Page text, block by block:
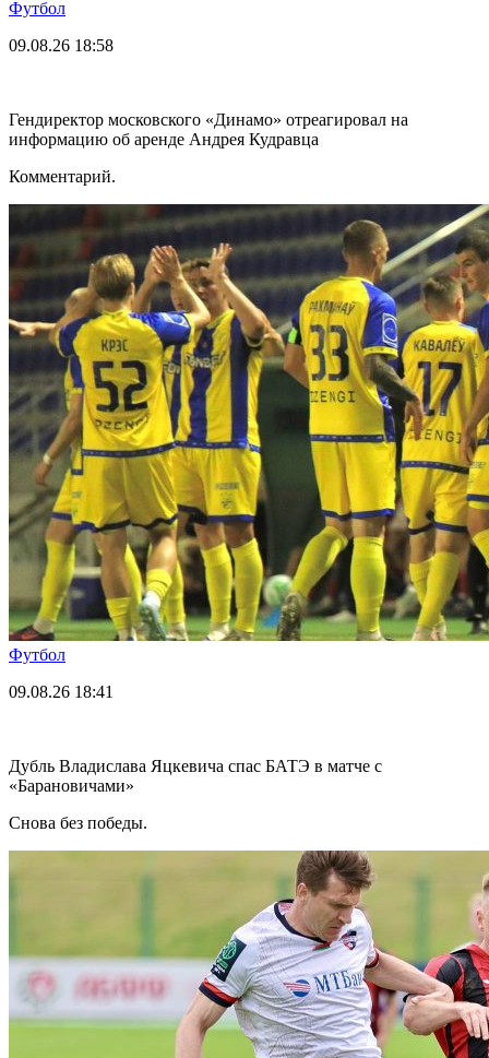
Футбол
09.08.26 18:58
Гендиректор московского «Динамо» отреагировал на
информацию об аренде Андрея Кудравца
Комментарий.
Футбол
09.08.26 18:41
Дубль Владислава Яцкевича спас БАТЭ в матче с
«Барановичами»
Снова без победы.